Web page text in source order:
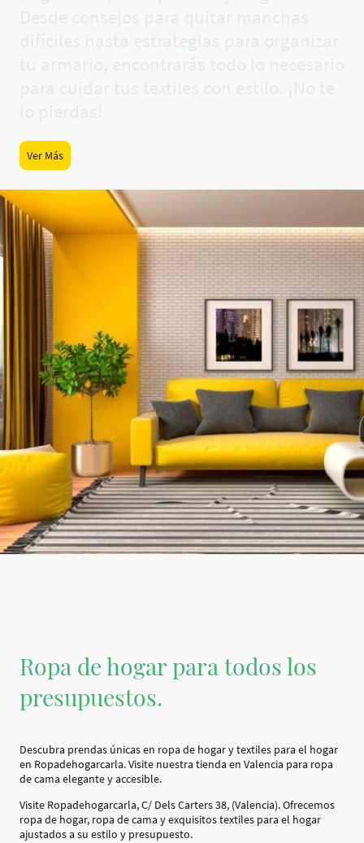
Ver Más
Ropa de hogar para todos los
presupuestos.
Descubra prendas únicas en ropa de hogar y textiles para el hogar
en Ropadehogarcarla. Visite nuestra tienda en Valencia para ropa
de cama elegante y accesible.
Visite Ropadehogarcarla, C/ Dels Carters 38, (Valencia). Ofrecemos
ropa de hogar, ropa de cama y exquisitos textiles para el hogar
ajustados a su estilo y presupuesto.